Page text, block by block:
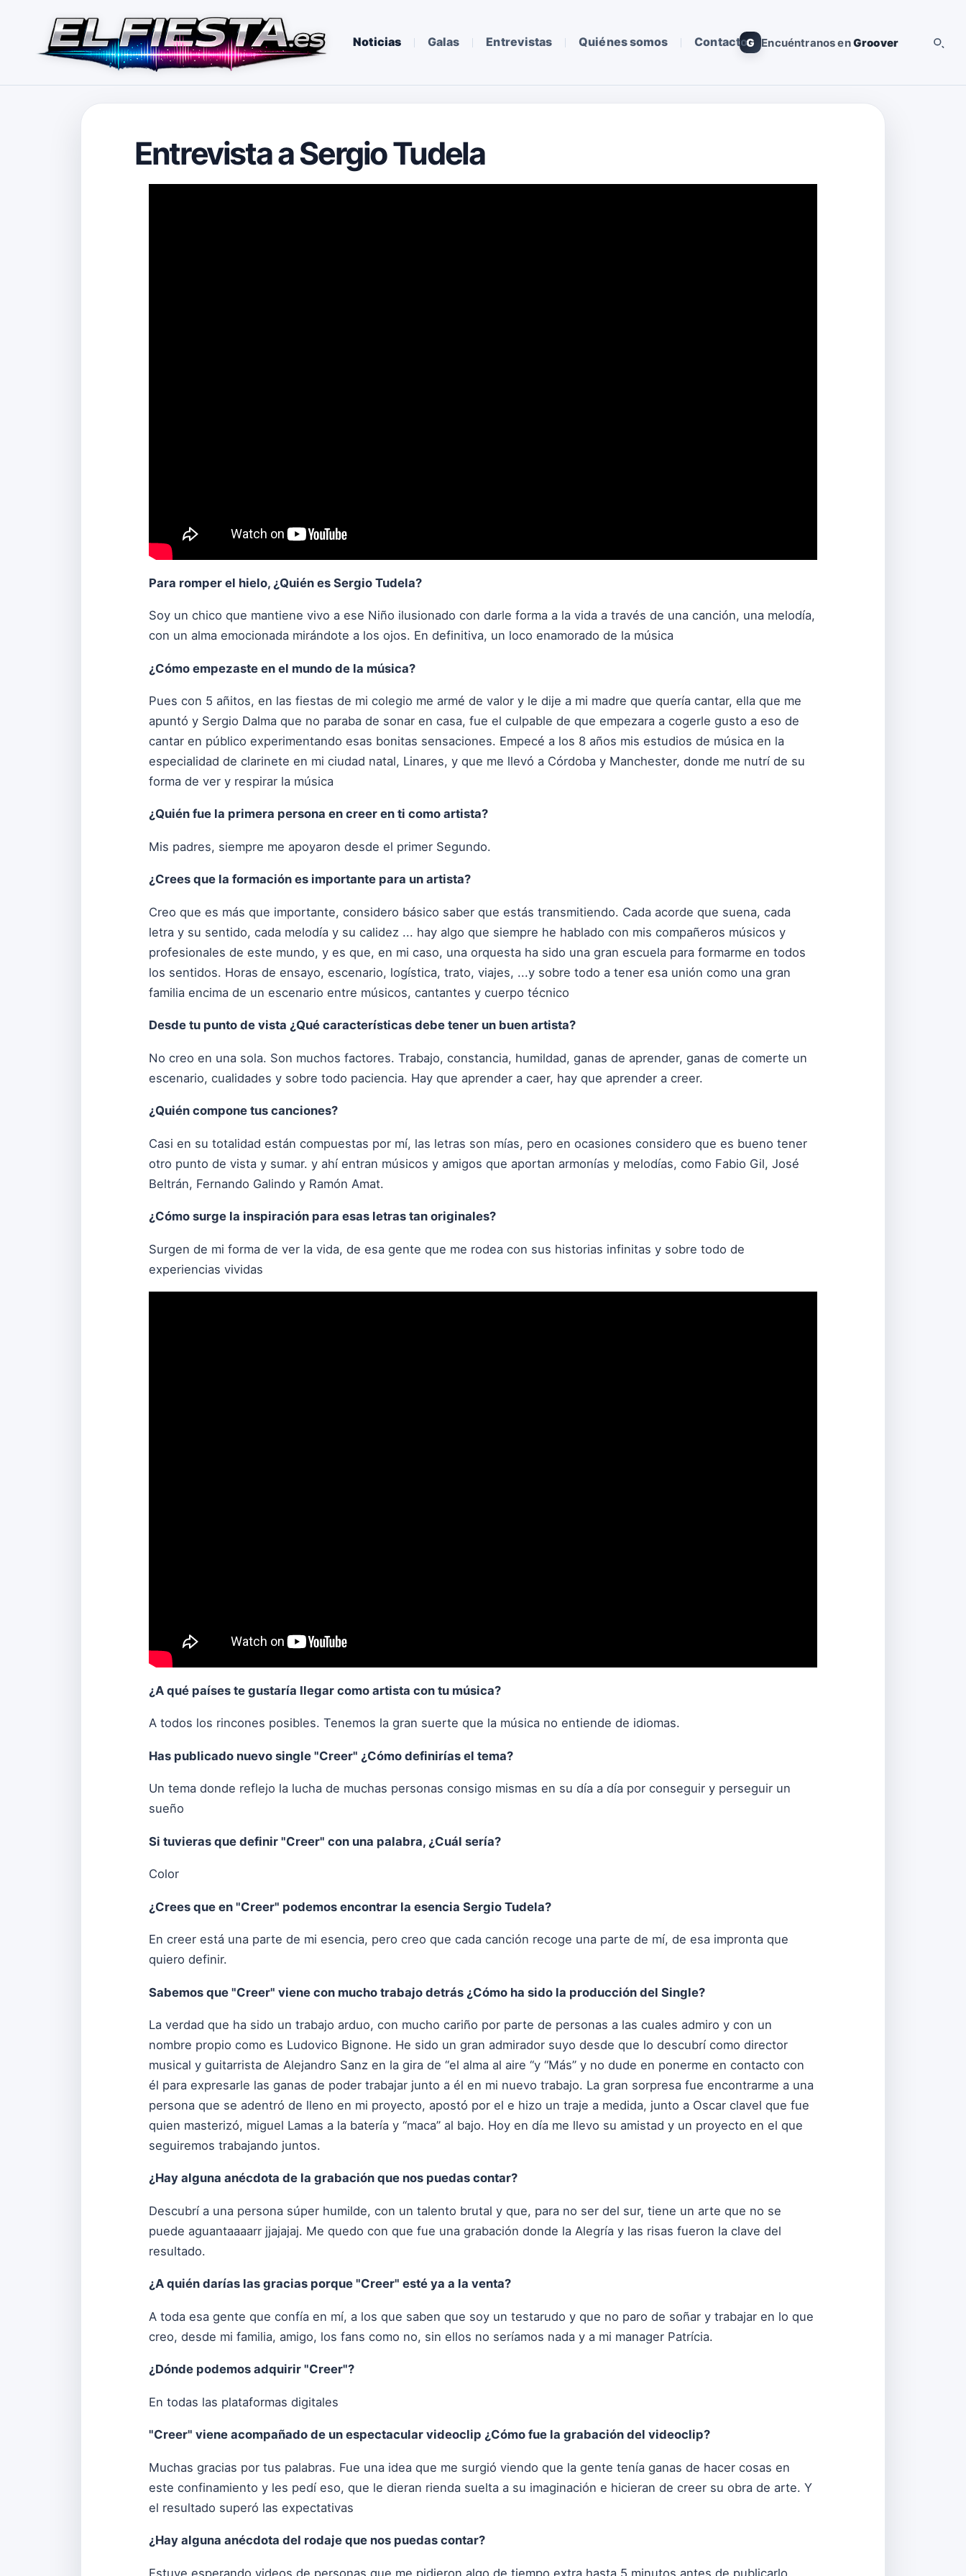
Noticias Galas Entrevistas Quiénes somos ContactoG Encuéntranos enGroover
Entrevista a Sergio Tudela
Para romper el hielo, ¿Quién es Sergio Tudela?
Soy un chico que mantiene vivo a ese Niño ilusionado con darle forma a la vida a través de una canción, una melodía,
con un alma emocionada mirándote a los ojos. En definitiva, un loco enamorado de la música
¿Cómo empezaste en el mundo de la música?
Pues con 5 añitos, en las fiestas de mi colegio me armé de valor y le dije a mi madre que quería cantar, ella que me
apuntó y Sergio Dalma que no paraba de sonar en casa, fue el culpable de que empezara a cogerle gusto a eso de
cantar en público experimentando esas bonitas sensaciones. Empecé a los 8 años mis estudios de música en la
especialidad de clarinete en mi ciudad natal, Linares, y que me llevó a Córdoba y Manchester, donde me nutrí de su
forma de ver y respirar la música
¿Quién fue la primera persona en creer en ti como artista?
Mis padres, siempre me apoyaron desde el primer Segundo.
¿Crees que la formación es importante para un artista?
Creo que es más que importante, considero básico saber que estás transmitiendo. Cada acorde que suena, cada
letra y su sentido, cada melodía y su calidez ... hay algo que siempre he hablado con mis compañeros músicos y
profesionales de este mundo, y es que, en mi caso, una orquesta ha sido una gran escuela para formarme en todos
los sentidos. Horas de ensayo, escenario, logística, trato, viajes, ...y sobre todo a tener esa unión como una gran
familia encima de un escenario entre músicos, cantantes y cuerpo técnico
Desde tu punto de vista ¿Qué características debe tener un buen artista?
No creo en una sola. Son muchos factores. Trabajo, constancia, humildad, ganas de aprender, ganas de comerte un
escenario, cualidades y sobre todo paciencia. Hay que aprender a caer, hay que aprender a creer.
¿Quién compone tus canciones?
Casi en su totalidad están compuestas por mí, las letras son mías, pero en ocasiones considero que es bueno tener
otro punto de vista y sumar. y ahí entran músicos y amigos que aportan armonías y melodías, como Fabio Gil, José
Beltrán, Fernando Galindo y Ramón Amat.
¿Cómo surge la inspiración para esas letras tan originales?
Surgen de mi forma de ver la vida, de esa gente que me rodea con sus historias infinitas y sobre todo de
experiencias vividas
¿A qué países te gustaría llegar como artista con tu música?
A todos los rincones posibles. Tenemos la gran suerte que la música no entiende de idiomas.
Has publicado nuevo single "Creer" ¿Cómo definirías el tema?
Un tema donde reflejo la lucha de muchas personas consigo mismas en su día a día por conseguir y perseguir un
sueño
Si tuvieras que definir "Creer" con una palabra, ¿Cuál sería?
Color
¿Crees que en "Creer" podemos encontrar la esencia Sergio Tudela?
En creer está una parte de mi esencia, pero creo que cada canción recoge una parte de mí, de esa impronta que
quiero definir.
Sabemos que "Creer" viene con mucho trabajo detrás ¿Cómo ha sido la producción del Single?
La verdad que ha sido un trabajo arduo, con mucho cariño por parte de personas a las cuales admiro y con un
nombre propio como es Ludovico Bignone. He sido un gran admirador suyo desde que lo descubrí como director
musical y guitarrista de Alejandro Sanz en la gira de “el alma al aire “y “Más” y no dude en ponerme en contacto con
él para expresarle las ganas de poder trabajar junto a él en mi nuevo trabajo. La gran sorpresa fue encontrarme a una
persona que se adentró de lleno en mi proyecto, apostó por el e hizo un traje a medida, junto a Oscar clavel que fue
quien masterizó, miguel Lamas a la batería y “maca” al bajo. Hoy en día me llevo su amistad y un proyecto en el que
seguiremos trabajando juntos.
¿Hay alguna anécdota de la grabación que nos puedas contar?
Descubrí a una persona súper humilde, con un talento brutal y que, para no ser del sur, tiene un arte que no se
puede aguantaaaarr jjajajaj. Me quedo con que fue una grabación donde la Alegría y las risas fueron la clave del
resultado.
¿A quién darías las gracias porque "Creer" esté ya a la venta?
A toda esa gente que confía en mí, a los que saben que soy un testarudo y que no paro de soñar y trabajar en lo que
creo, desde mi familia, amigo, los fans como no, sin ellos no seríamos nada y a mi manager Patrícia.
¿Dónde podemos adquirir "Creer"?
En todas las plataformas digitales
"Creer" viene acompañado de un espectacular videoclip ¿Cómo fue la grabación del videoclip?
Muchas gracias por tus palabras. Fue una idea que me surgió viendo que la gente tenía ganas de hacer cosas en
este confinamiento y les pedí eso, que le dieran rienda suelta a su imaginación e hicieran de creer su obra de arte. Y
el resultado superó las expectativas
¿Hay alguna anécdota del rodaje que nos puedas contar?
Estuve esperando videos de personas que me pidieron algo de tiempo extra hasta 5 minutos antes de publicarlo,